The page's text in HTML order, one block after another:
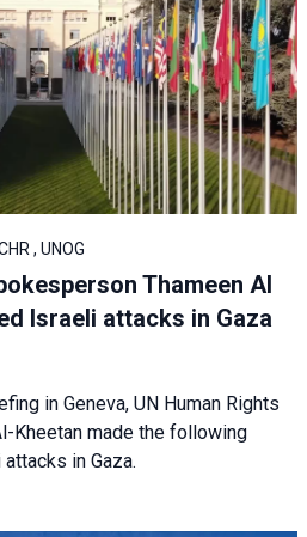
, UNOG
Thameen Al
Israeli attacks in Gaza
in Geneva, UN Human Rights
Kheetan made the following
in Gaza.